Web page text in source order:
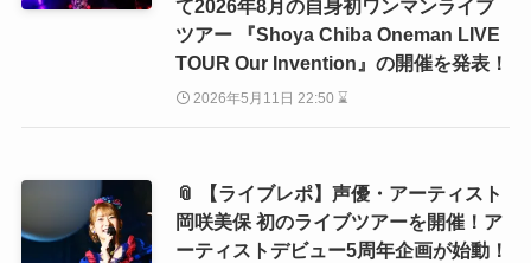
て2026年8月の自身初ワンマンライブ
ツアー 『Shoya Chiba Oneman LIVE
TOUR Our Invention』の開催を発表！
2026年5月11日 22:50 ⌛
📎 【ライブレポ】声優・アーティスト
岡咲美保 初のライブツアーを開催！ア
ーティストデビュー5周年企画が始動！